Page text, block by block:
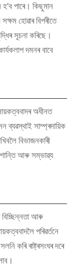
পাৰে। কিছুমান
হোৱাৰ বিপৰীতে
সূচনা কৰিছে।
দমনৰ বাবে
অধীনত
ব্যৱস্থাই সাম্প্ৰদায়িক
বিভাজনকাৰী
আৰু সম্ভাৱ্য
বিচ্ছিন্নতা আৰু
পৰিৱৰ্তনে
কৰি ৰাষ্ট্ৰসংঘৰ দৰে